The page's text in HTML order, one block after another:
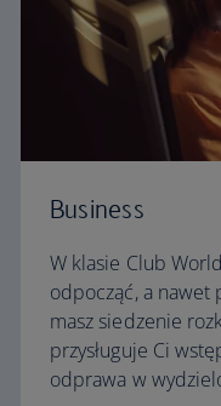
Business
W klasie Club
odpocząć, a nawet
masz siedzenie
przysługuje Ci
odprawa w